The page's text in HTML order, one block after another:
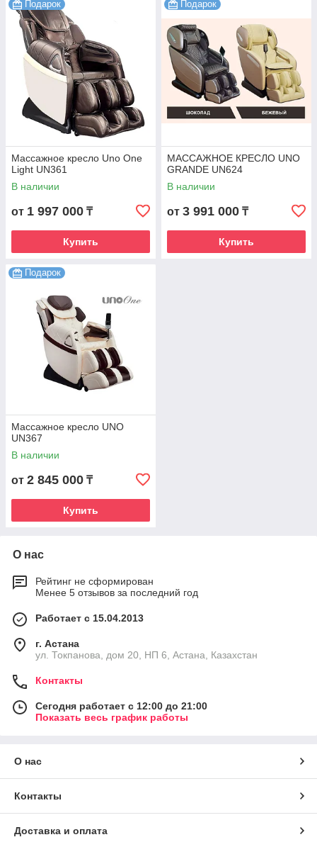
Подарок
Массажное кресло Uno One
Light UN361
В наличии
от 1 997 000 ₸
Купить
Подарок
МАССАЖНОЕ КРЕСЛО UNO
GRANDE UN624
В наличии
от 3 991 000 ₸
Купить
Подарок
Массажное кресло UNO
UN367
В наличии
от 2 845 000 ₸
Купить
О нас
Рейтинг не сформирован
Менее 5 отзывов за последний год
Работает с 15.04.2013
г. Астана
ул. Токпанова, дом 20, НП 6, Астана, Казахстан
Контакты
Сегодня работает с 12:00 до 21:00
Показать весь график работы
О нас
Контакты
Доставка и оплата